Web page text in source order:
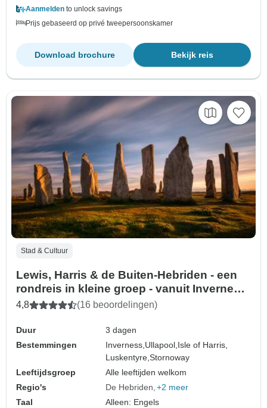
Aanmelden to unlock savings
Prijs gebaseerd op privé tweepersoonskamer
Bekijk reis
Download brochure
Stad & Cultuur
Lewis, Harris & de Buiten-Hebriden - een
rondreis in kleine groep - vanuit Inverness
- 3 dagen
4,8 (16 beoordelingen)
Duur
3 dagen
Bestemmingen
Inverness, Ullapool, Isle of Harris,
Luskentyre,Stornoway
Leeftijdsgroep
Alle leeftijden welkom
Regio's
De Hebriden +2 meer
Taal
Alleen: Engels